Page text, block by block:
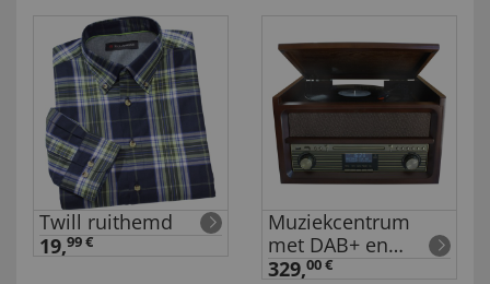
Twill ruithemd
19,99 €
Muziekcentrum
met DAB+ en
opname functie
329,00 €